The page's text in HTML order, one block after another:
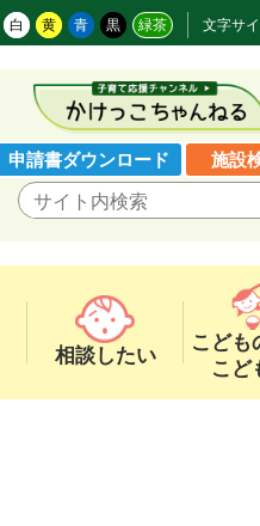
白 黄 青 黒 緑茶 文字サ
申請書ダウンロード 施設
相談したい
こども
こど